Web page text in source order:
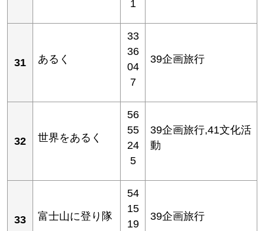
1
31 あるく
33
36
04
7
39企画旅行
32 世界をあるく
56
55
24
5
39企画旅行,41文化活
動
33 富士山に登り隊
54
15
19
39企画旅行